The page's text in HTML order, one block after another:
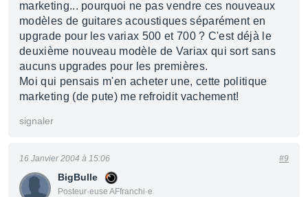
marketing... pourquoi ne pas vendre ces nouveaux
modèles de guitares acoustiques séparément en
upgrade pour les variax 500 et 700 ? C'est déjà le
deuxième nouveau modèle de Variax qui sort sans
aucuns upgrades pour les premières.
Moi qui pensais m'en acheter une, cette politique
marketing (de pute) me refroidit vachement!
signaler
BigBulle
Posteur·euse AFfranchi·e
16 Janvier 2004 à 15:06 #9